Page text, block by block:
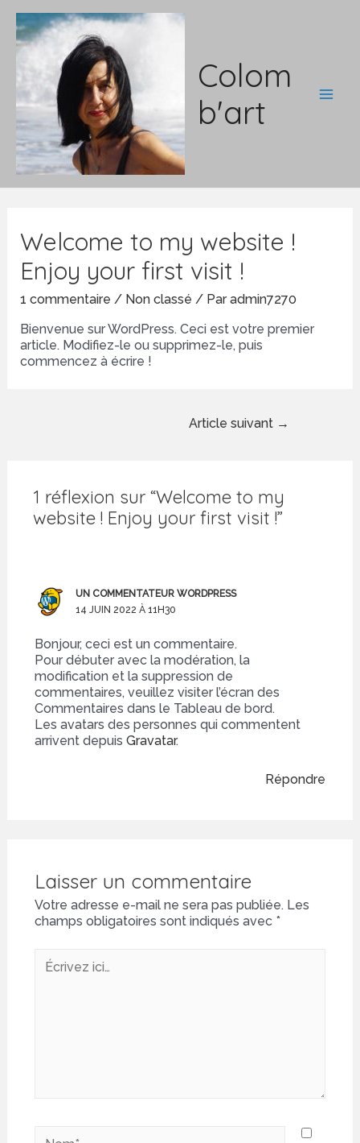
contenu
Colom
b'art
Welcome to my website !
Enjoy your first visit !
1 commentaire / Non classé / Paradmin7270
Bienvenue sur WordPress. Ceci est votre premier
article. Modifiez-le ou supprimez-le, puis
commencez à écrire !
Article suivant →
1 réflexion sur “Welcome to my
website ! Enjoy your first visit !”
UN COMMENTATEUR WORDPRESS
14 JUIN 2022 À 11H30
Bonjour, ceci est un commentaire.
Pour débuter avec la modération, la
modification et la suppression de
commentaires, veuillez visiter l’écran des
Commentaires dans le Tableau de bord.
Les avatars des personnes qui commentent
arrivent depuis Gravatar.
Répondre
Laisser un commentaire
Votre adresse e-mail ne sera pas publiée. Les
champs obligatoires sont indiqués avec *
Écrivez
ici…